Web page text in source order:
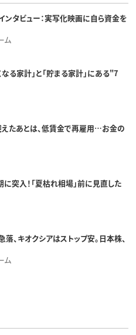
ンタビュー：実写化映画に自ら資金を
ム
る家計」と「貯まる家計」にある"7
たあとは、低賃金で再雇用…お金の
突入！「夏枯れ相場」前に見直した
、キオクシアはストップ安。日本株、
ム